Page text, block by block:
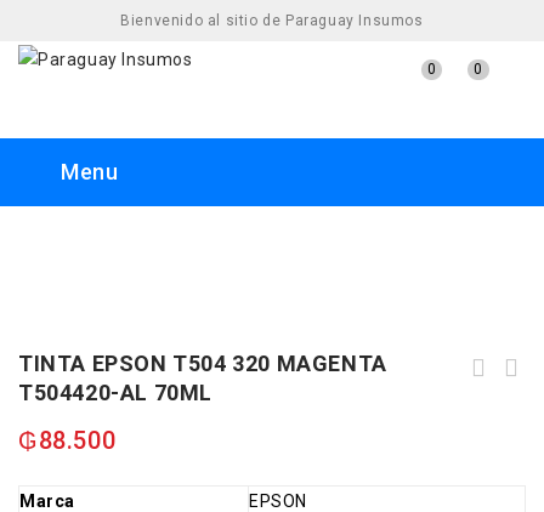
Bienvenido al sitio de Paraguay Insumos
0 0
Menu
TINTA EPSON T504 320 MAGENTA
T504420-AL 70ML
₲88.500
Marca
EPSON